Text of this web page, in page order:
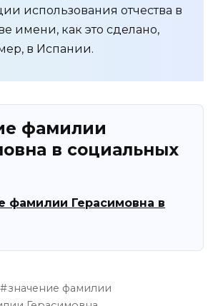
использования отчества в
имени, как это сделано,
в Испании.
фамилии
в социальных
фамилии Герасимовна в
значение фамилии